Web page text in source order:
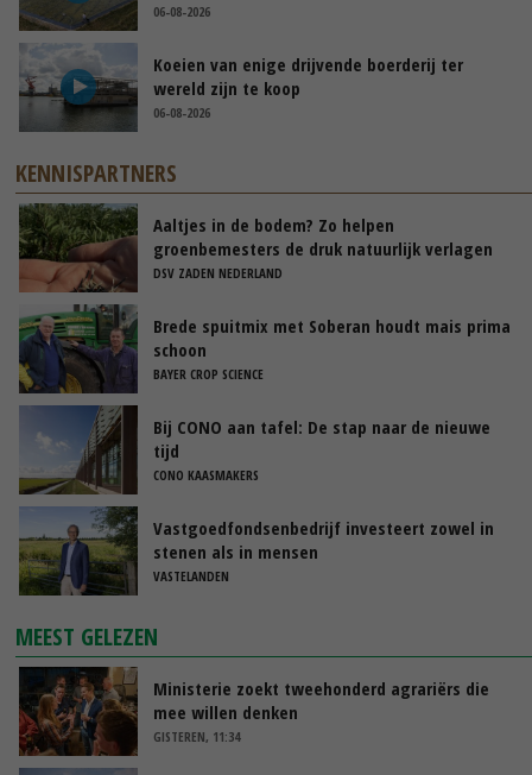
06-08-2026
Koeien van enige drijvende boerderij ter
wereld zijn te koop
06-08-2026
KENNISPARTNERS
Aaltjes in de bodem? Zo helpen
groenbemesters de druk natuurlijk verlagen
DSV ZADEN NEDERLAND
Brede spuitmix met Soberan houdt mais prima
schoon
BAYER CROP SCIENCE
Bij CONO aan tafel: De stap naar de nieuwe
tijd
CONO KAASMAKERS
Vastgoedfondsenbedrijf investeert zowel in
stenen als in mensen
VASTELANDEN
MEEST GELEZEN
Ministerie zoekt tweehonderd agrariërs die
mee willen denken
GISTEREN, 11:34